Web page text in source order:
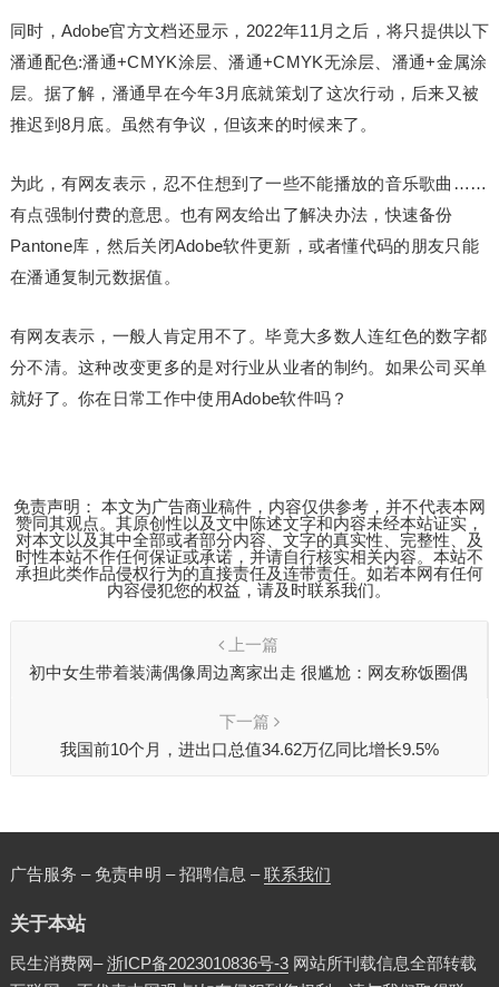
同时，Adobe官方文档还显示，2022年11月之后，将只提供以下
潘通配色:潘通+CMYK涂层、潘通+CMYK无涂层、潘通+金属涂
层。据了解，潘通早在今年3月底就策划了这次行动，后来又被
推迟到8月底。虽然有争议，但该来的时候来了。
为此，有网友表示，忍不住想到了一些不能播放的音乐歌曲……
有点强制付费的意思。也有网友给出了解决办法，快速备份
Pantone库，然后关闭Adobe软件更新，或者懂代码的朋友只能
在潘通复制元数据值。
有网友表示，一般人肯定用不了。毕竟大多数人连红色的数字都
分不清。这种改变更多的是对行业从业者的制约。如果公司买单
就好了。你在日常工作中使用Adobe软件吗？
免责声明： 本文为广告商业稿件，内容仅供参考，并不代表本网
赞同其观点。其原创性以及文中陈述文字和内容未经本站证实，
对本文以及其中全部或者部分内容、文字的真实性、完整性、及
时性本站不作任何保证或承诺，并请自行核实相关内容。本站不
承担此类作品侵权行为的直接责任及连带责任。如若本网有任何
内容侵犯您的权益，请及时联系我们。
上一篇
初中女生带着装满偶像周边离家出走 很尴尬：网友称饭圈偶
下一篇
我国前10个月，进出口总值34.62万亿同比增长9.5%
广告服务 – 免责申明 – 招聘信息 –联系我们
关于本站
民生消费网–浙ICP备2023010836号-3网站所刊载信息全部转载